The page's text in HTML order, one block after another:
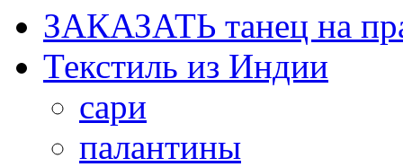
ЗАКАЗАТЬ танец на
Текстиль из Индии
сари
палантины